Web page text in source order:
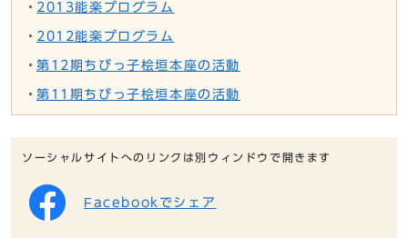
2013能楽プログラム
2012能楽プログラム
第12期ちびっ子桧垣本座の活動
第11期ちびっ子桧垣本座の活動
ソーシャルサイトへのリンクは別ウィンドウで開きます
Facebookでシェア